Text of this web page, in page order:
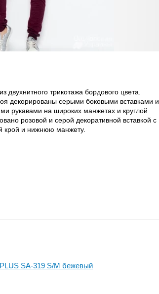
трикотажа бордового цвета.
декорированы серыми боковыми вставками и
рукавами на широких манжетах и круглой
розовой и серой декоративной вставкой с
крой и нижнюю манжету.
SA-319 S/M бежевый